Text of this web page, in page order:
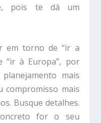
pois te dá um
em torno de “ir a
“ir à Europa”, por
mais
compromisso mais
Busque detalhes.
for o seu